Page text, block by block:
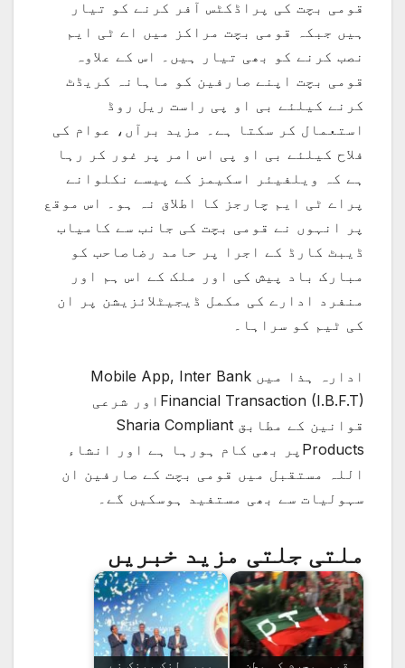
قومی بچت کی پراڈکٹس آفر کرنے کو تیار
ہیں جبکہ قومی بچت مراکز میں اے ٹی ایم
نصب کرنے کو بھی تیار ہیں۔ اس کے علاوہ
قومی بچت اپنے صارفین کو ماہانہ کریڈٹ
کرنے کیلئے بی او پی راست ریل روڈ
استعمال کر سکتا ہے۔ مزید برآں، عوام کی
فلاح کیلئے بی او پی اس امر پر غور کر رہا
ہے کہ ویلفیئر اسکیمز کے پیسے نکلوانے
پراے ٹی ایم چارجز کا اطلاق نہ ہو۔ اس موقع
پر انہوں نے قومی بچت کی جانب سے کامیاب
ڈیبٹ کارڈ کے اجرا پر حامد رضاصاحب کو
مبارک باد پیش کی اور ملک کے اس ہم اور
منفرد ادارے کی مکمل ڈیجیٹلائزیشن پر ان
کی ٹیم کو سراہا۔
ادارہ ہذا میں Mobile App, Inter Bank
Financial Transaction (I.B.F.T)اور شرعی
قوانین کے مطابق Sharia Compliant
Productsپر بھی کام ہورہا ہے اور انشاء
اللہ مستقبل میں قومی بچت کے صارفین ان
سہولیات سے بھی مستفید ہوسکیں گے۔
ملتی جلتی مزید خبریں